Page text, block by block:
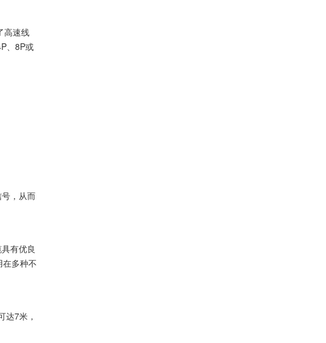
高速线
、8P或
，从而
有优良
多种不
达7米，